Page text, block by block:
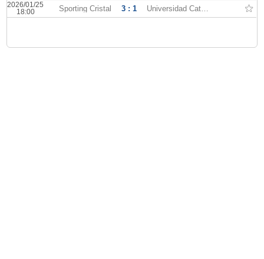
2026/01/25
18:00
Sporting Cristal 3 : 1 Universidad Católica